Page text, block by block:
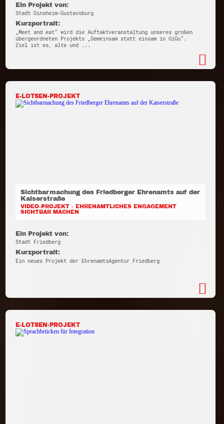
Ein Projekt von:
Stadt Ginsheim-Gustavsburg
Kurzportrait:
„Meet and eat“ wird die Auftaktveranstaltung unseres großen
übergeordneten Projekts „Gemeinsam statt einsam in GiGu“.
Ziel ist es, alte und ...
E-LOTSEN-PROJEKT
Sichtbarmachung des Friedberger Ehrenamts auf der
Kaiserstraße
VIDEO-PROJEKT - EHRENAMTLICHES ENGAGEMENT
SICHTBAR MACHEN
Ein Projekt von:
Stadt Friedberg
Kurzportrait:
Ein neues Projekt der EhrenamtsAgentur Friedberg
E-LOTSEN-PROJEKT